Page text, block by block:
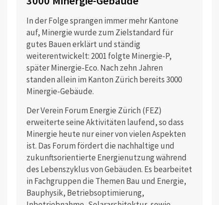
In der Folge sprangen immer mehr Kantone
auf, Minergie wurde zum Zielstandard für
gutes Bauen erklärt und ständig
weiterentwickelt: 2001 folgte Minergie-P,
später Minergie-Eco. Nach zehn Jahren
standen allein im Kanton Zürich bereits 3000
Minergie-Gebäude.
Der Verein Forum Energie Zürich (FEZ)
erweiterte seine Aktivitäten laufend, so dass
Minergie heute nur einer von vielen Aspekten
ist. Das Forum fördert die nachhaltige und
zukunftsorientierte Energienutzung während
des Lebenszyklus von Gebäuden. Es bearbeitet
in Fachgruppen die Themen Bau und Energie,
Bauphysik, Betriebsoptimierung,